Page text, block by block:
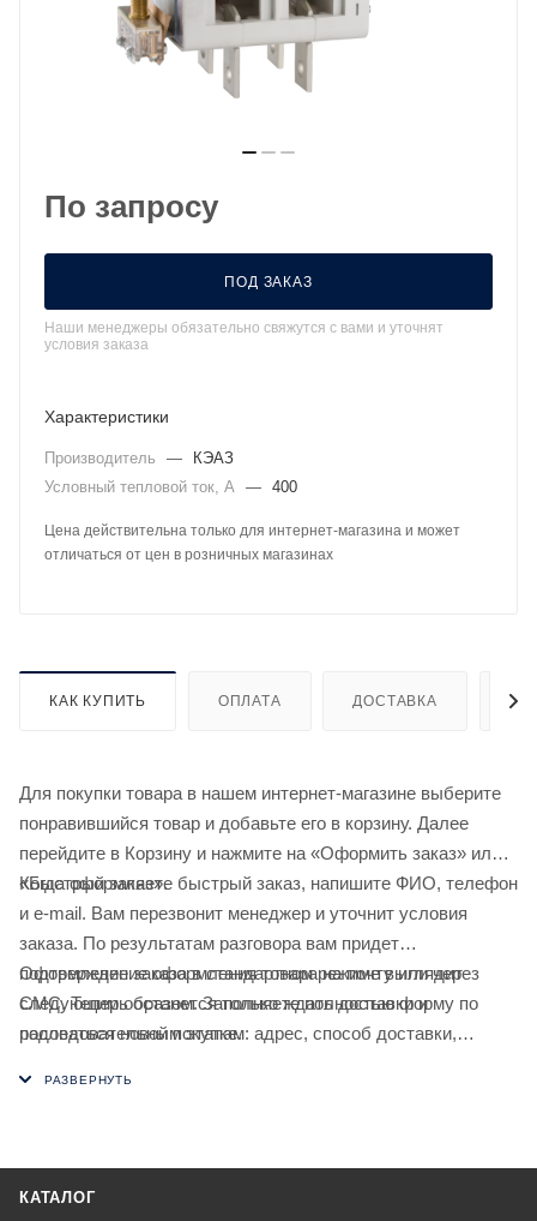
По запросу
ПОД ЗАКАЗ
Наши менеджеры обязательно свяжутся с вами и уточнят
условия заказа
Характеристики
Производитель —
КЭАЗ
Условный тепловой ток, А — 400
Цена действительна только для интернет-магазина и может
отличаться от цен в розничных магазинах
КАК КУПИТЬ ОПЛАТА ДОСТАВКА
Для покупки товара в нашем интернет-магазине выберите
понравившийся товар и добавьте его в корзину. Далее
перейдите в Корзину и нажмите на «Оформить заказ» или
«Быстрый заказ».
Когда оформляете быстрый заказ, напишите ФИО, телефон
и e-mail. Вам перезвонит менеджер и уточнит условия
заказа. По результатам разговора вам придет
подтверждение оформления товара на почту или через
СМС. Теперь останется только ждать доставки и
радоваться новой покупке.
Оформление заказа в стандартном режиме выглядит
следующим образом. Заполняете полностью форму по
последовательным этапам: адрес, способ доставки,
КАТАЛОГ